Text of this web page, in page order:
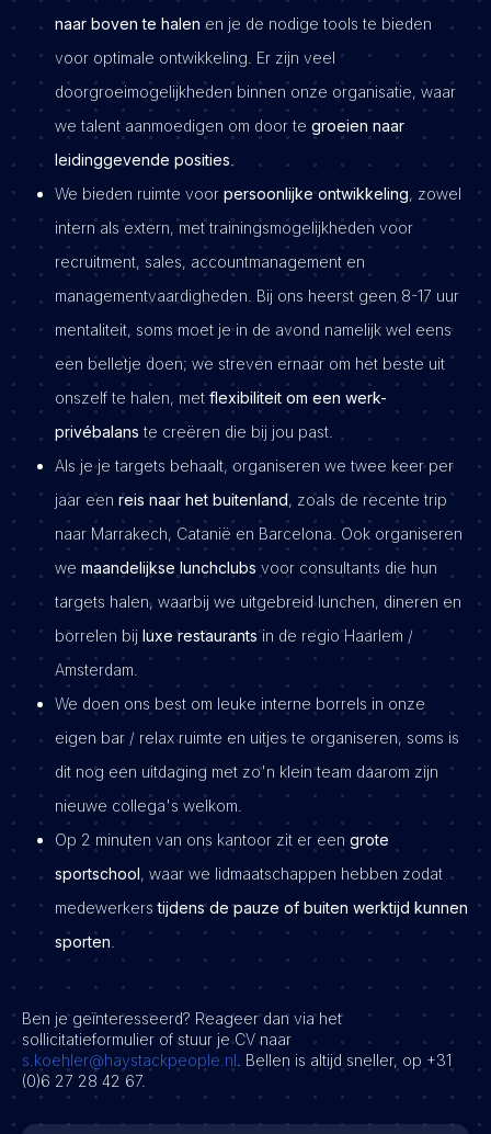
naar boven te halen en je de nodige tools te bieden
voor optimale ontwikkeling. Er zijn veel
doorgroeimogelijkheden binnen onze organisatie, waar
we talent aanmoedigen om door te groeien naar
leidinggevende posities.
We bieden ruimte voor persoonlijke ontwikkeling, zowel
intern als extern, met trainingsmogelijkheden voor
recruitment, sales, accountmanagement en
managementvaardigheden. Bij ons heerst geen 8-17 uur
mentaliteit, soms moet je in de avond namelijk wel eens
een belletje doen; we streven ernaar om het beste uit
onszelf te halen, met flexibiliteit om een werk-
privébalans te creëren die bij jou past.
Als je je targets behaalt, organiseren we twee keer per
jaar een reis naar het buitenland, zoals de recente trip
naar Marrakech, Catanië en Barcelona. Ook organiseren
we maandelijkse lunchclubs voor consultants die hun
targets halen, waarbij we uitgebreid lunchen, dineren en
borrelen bij luxe restaurantsin de regio Haarlem /
Amsterdam.
We doen ons best om leuke interne borrels in onze
eigen bar / relax ruimte en uitjes te organiseren, soms is
dit nog een uitdaging met zo'n klein team daarom zijn
nieuwe collega's welkom.
Op 2 minuten van ons kantoor zit er een grote
sportschool, waar we lidmaatschappen hebben zodat
medewerkerstijdens de pauze of buiten werktijd kunnen
sporten
Ben je geïnteresseerd? Reageer dan via het
sollicitatieformulier of stuur je CV naar
s.koehler@haystackpeople.nl . Bellen is altijd sneller, op +31
(0)6 27 28 42 67.